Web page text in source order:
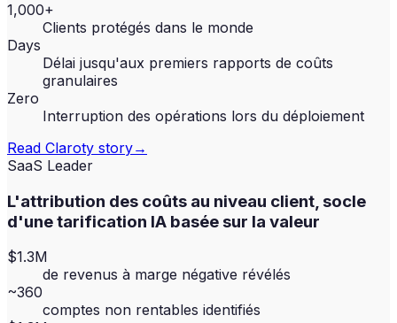
1,000+
Clients protégés dans le monde
Days
Délai jusqu'aux premiers rapports de coûts
granulaires
Zero
Interruption des opérations lors du déploiement
Read Claroty story→
SaaS Leader
L'attribution des coûts au niveau client, socle
d'une tarification IA basée sur la valeur
$1.3M
de revenus à marge négative révélés
~360
comptes non rentables identifiés